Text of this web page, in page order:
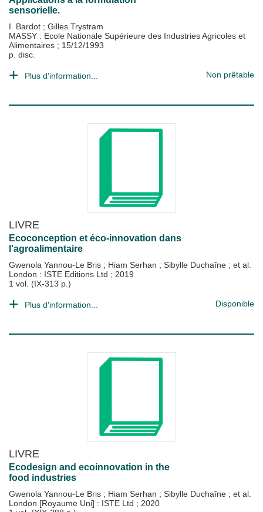
sensorielle.
I. Bardot ; Gilles Trystram
MASSY : Ecole Nationale Supérieure des Industries Agricoles et
Alimentaires ; 15/12/1993
p. disc.
Plus d'information... Non prêtable
LIVRE
Ecoconception et éco-innovation dans
l'agroalimentaire
Gwenola Yannou-Le Bris ; Hiam Serhan ; Sibylle Duchaîne ; et al.
London : ISTE Editions Ltd ; 2019
1 vol. (IX-313 p.)
Plus d'information... Disponible
LIVRE
Ecodesign and ecoinnovation in the
food industries
Gwenola Yannou-Le Bris ; Hiam Serhan ; Sibylle Duchaîne ; et al.
London [Royaume Uni] : ISTE Ltd ; 2020